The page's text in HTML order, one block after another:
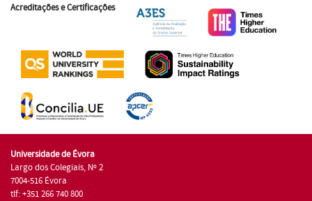
Acreditações e Certificações
Universidade de Évora
Largo dos Colegiais, Nº 2
7004-516 Évora
tlf: +351 266 740 800